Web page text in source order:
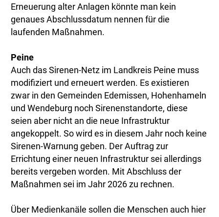
Erneuerung alter Anlagen könnte man kein
genaues Abschlussdatum nennen für die
laufenden Maßnahmen.
Peine
Auch das Sirenen-Netz im Landkreis Peine muss
modifiziert und erneuert werden. Es existieren
zwar in den Gemeinden Edemissen, Hohenhameln
und Wendeburg noch Sirenenstandorte, diese
seien aber nicht an die neue Infrastruktur
angekoppelt. So wird es in diesem Jahr noch keine
Sirenen-Warnung geben. Der Auftrag zur
Errichtung einer neuen Infrastruktur sei allerdings
bereits vergeben worden. Mit Abschluss der
Maßnahmen sei im Jahr 2026 zu rechnen.
Über Medienkanäle sollen die Menschen auch hier